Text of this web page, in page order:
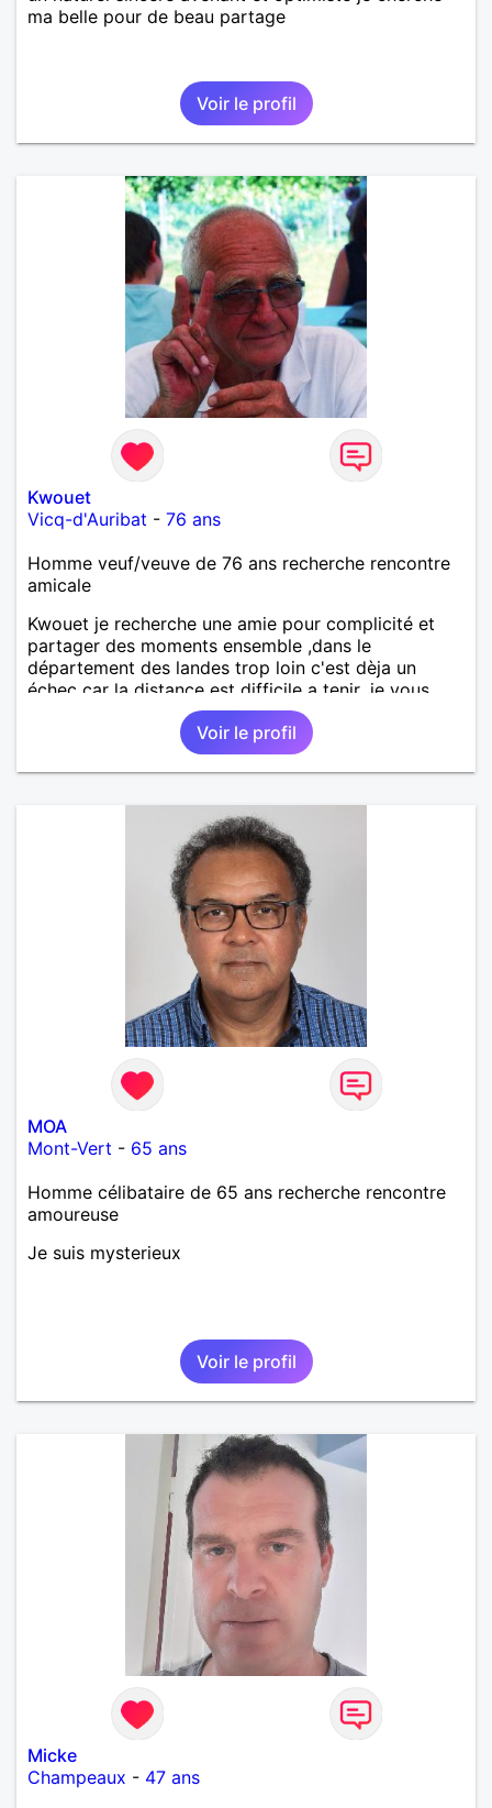
ma belle pour de beau partage
Voir le profil
Kwouet
Vicq-d'Auribat - 76 ans
Homme veuf/veuve de 76 ans recherche rencontre
amicale
Kwouet je recherche une amie pour complicité et
partager des moments ensemble ,dans le
département des landes trop loin c'est dèja un
échec car la distance est difficile a tenir ,je vous
remercie par avance bonne journée ,
Voir le profil
MOA
Mont-Vert - 65 ans
Homme célibataire de 65 ans recherche rencontre
amoureuse
Je suis mysterieux
Voir le profil
Micke
Champeaux - 47 ans